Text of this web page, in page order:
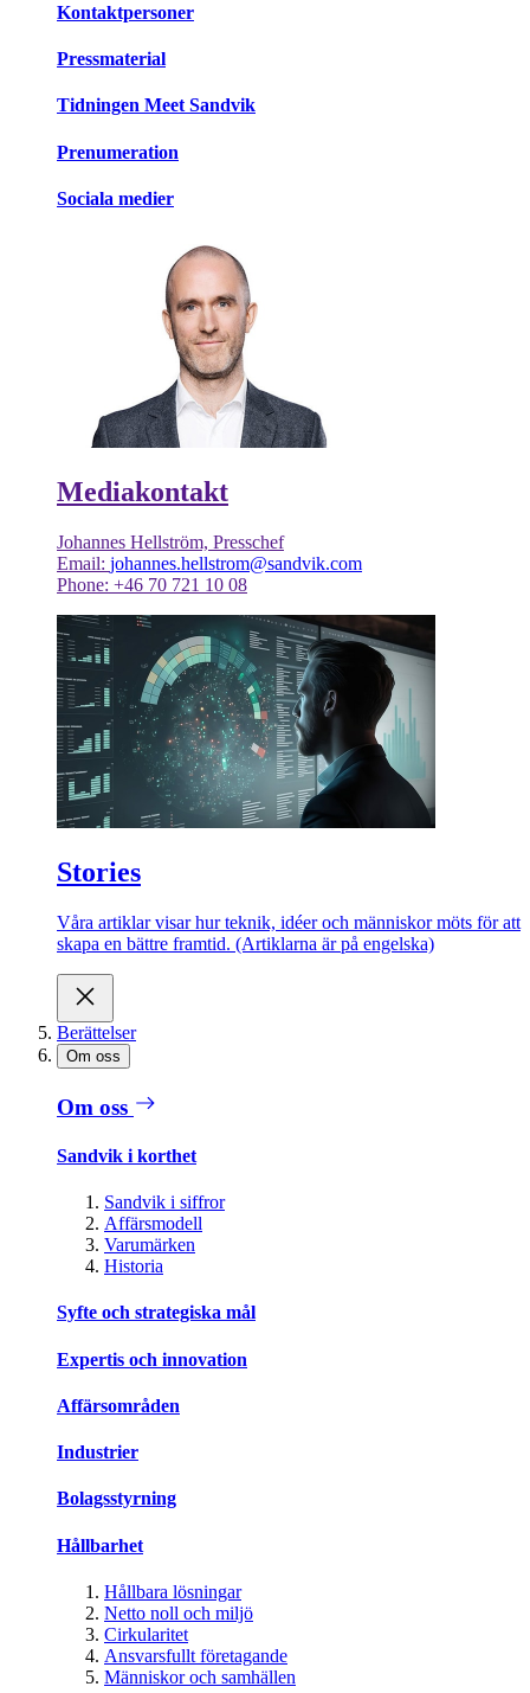
Kontaktpersoner
Pressmaterial
Tidningen Meet Sandvik
Prenumeration
Sociala medier
Mediakontakt
Johannes Hellström, Presschef
Email: johannes.hellstrom@sandvik.com
Phone: +46 70 721 10 08
Stories
Våra artiklar visar hur teknik, idéer och människor möts för att
skapa en bättre framtid. (Artiklarna är på engelska)
Berättelser
Om oss
Om oss
Sandvik i korthet
Sandvik i siffror
Affärsmodell
Varumärken
Historia
Syfte och strategiska mål
Expertis och innovation
Affärsområden
Industrier
Bolagsstyrning
Hållbarhet
Hållbara lösningar
Netto noll och miljö
Cirkularitet
Ansvarsfullt företagande
Människor och samhällen